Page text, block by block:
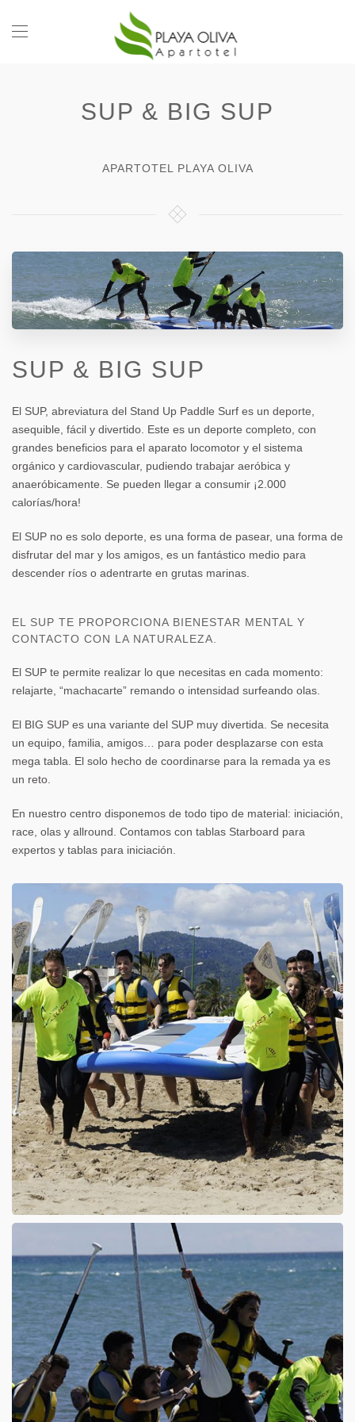
SUP & BIG SUP
APARTOTEL PLAYA OLIVA
SUP & BIG SUP
El SUP, abreviatura del Stand Up Paddle Surf es un deporte,
asequible, fácil y divertido. Este es un deporte completo, con
grandes beneficios para el aparato locomotor y el sistema
orgánico y cardiovascular, pudiendo trabajar aeróbica y
anaeróbicamente. Se pueden llegar a consumir ¡2.000
calorías/hora!
El SUP no es solo deporte, es una forma de pasear, una forma de
disfrutar del mar y los amigos, es un fantástico medio para
descender ríos o adentrarte en grutas marinas.
EL SUP TE PROPORCIONA BIENESTAR MENTAL Y
CONTACTO CON LA NATURALEZA.
El SUP te permite realizar lo que necesitas en cada momento:
relajarte, “machacarte” remando o intensidad surfeando olas.
El BIG SUP es una variante del SUP muy divertida. Se necesita
un equipo, familia, amigos… para poder desplazarse con esta
mega tabla. El solo hecho de coordinarse para la remada ya es
un reto.
En nuestro centro disponemos de todo tipo de material: iniciación,
race, olas y allround. Contamos con tablas Starboard para
expertos y tablas para iniciación.